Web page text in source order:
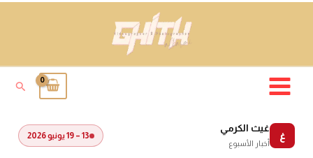
البحث
غ
غيث الكرمي
أخبار الأسبوع
13 – 19 يونيو 2026